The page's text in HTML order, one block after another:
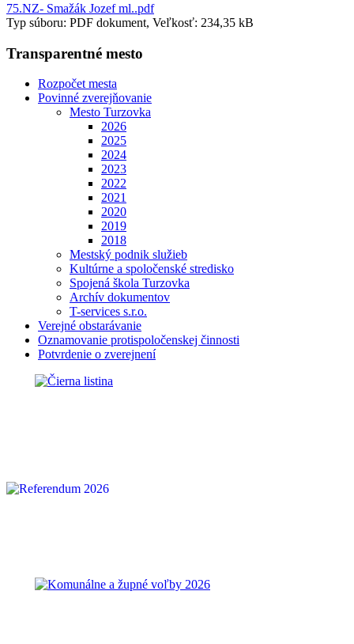
75.NZ- Smažák Jozef ml..pdf
Typ súboru: PDF dokument, Veľkosť: 234,35 kB
Transparentné mesto
Rozpočet mesta
Povinné zverejňovanie
Mesto Turzovka
2026
2025
2024
2023
2022
2021
2020
2019
2018
Mestský podnik služieb
Kultúrne a spoločenské stredisko
Spojená škola Turzovka
Archív dokumentov
T-services s.r.o.
Verejné obstarávanie
Oznamovanie protispoločenskej činnosti
Potvrdenie o zverejnení